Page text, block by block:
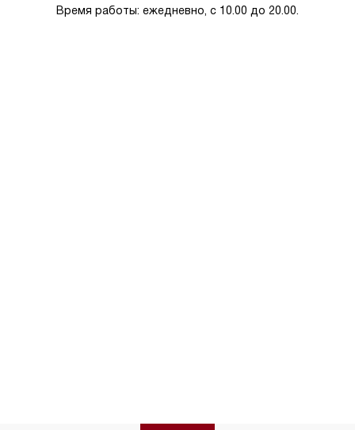
Время работы: ежедневно, с 10.00 до 20.00.